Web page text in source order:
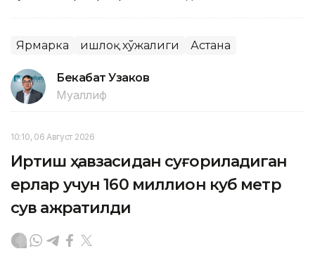
Ярмарка Қишлоқ хўжалиги Астана
Бекабат Узаков
Муаллиф
10:10, 06 Август 2026
Иртиш ҳавзасидан суғориладиган
ерлар учун 160 миллион куб метр
сув ажратилди